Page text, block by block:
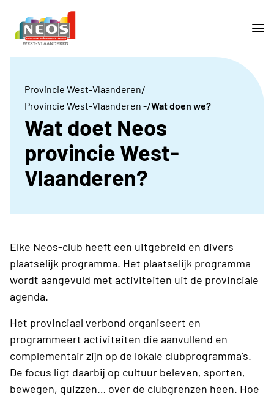
Provincie West-Vlaanderen/
Provincie West-Vlaanderen -/Wat doen we?
Wat doet Neos
provincie West-
Vlaanderen?
Elke Neos-club heeft een uitgebreid en divers
plaatselijk programma. Het plaatselijk programma
wordt aangevuld met activiteiten uit de provinciale
agenda.
Het provinciaal verbond organiseert en
programmeert activiteiten die aanvullend en
complementair zijn op de lokale clubprogramma’s.
De focus ligt daarbij op cultuur beleven, sporten,
bewegen, quizzen… over de clubgrenzen heen. Hoe